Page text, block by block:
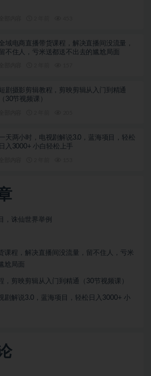
域电商直播带货课程，解决直播间没流量，
不住人，亏米送都送不出去的尴尬局面
剧摄影剪辑教程，剪映剪辑从入门到精通
（30节视频课）
天两小时，电视剧解说3.0，蓝海项目，轻松
日入3000+ 小白轻松上手
，诛仙世界举例
课程，解决直播间没流量，留不住人，亏米
尬局面
，剪映剪辑从入门到精通（30节视频课）
剧解说3.0，蓝海项目，轻松日入3000+ 小